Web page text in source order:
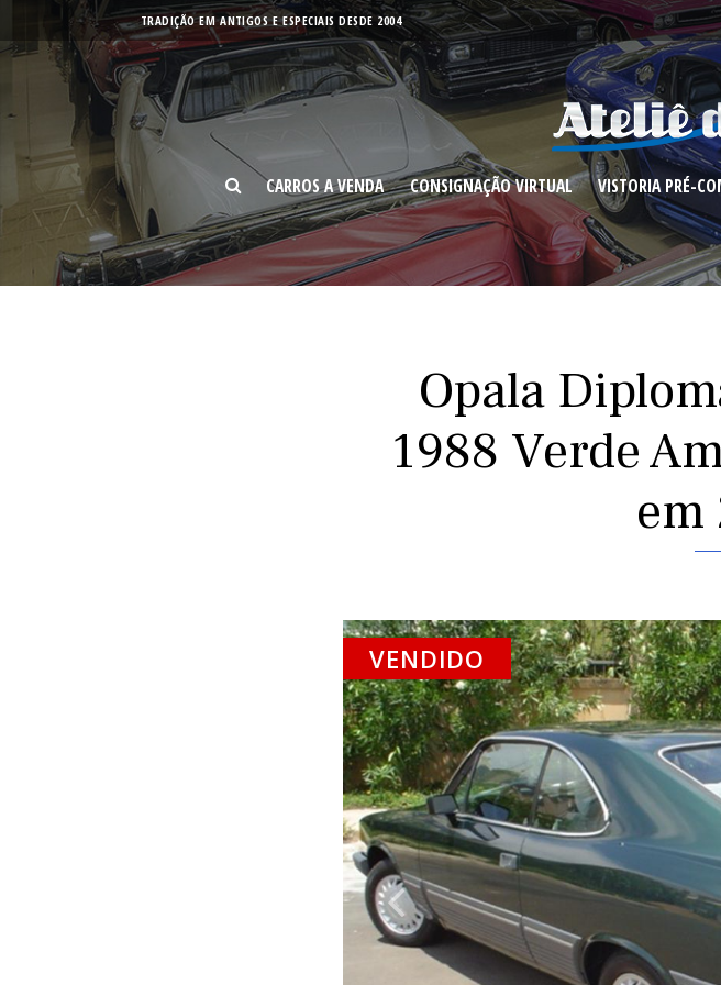
CARROS A
VENDA
CONSIGNAÇÃO
VIRTUAL
COMPRA
TRADIÇÃO EM ANTIGOS E ESPECIAIS DESDE 2004
BUSCARCARROS A VENDA CONSIGNAÇÃO VIRTUAL VISTORIA PRÉ-
Opala
1988 Verde
em
VENDIDO
Anterior